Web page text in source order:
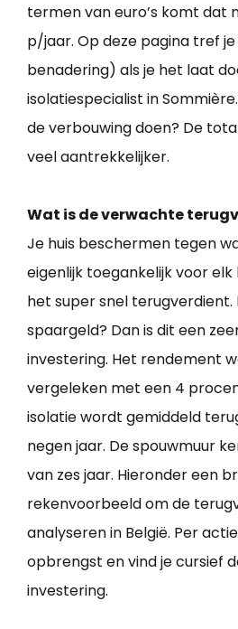
termen van euro’s komt dat
p/jaar. Op deze pagina tref
benadering) als je het laat
isolatiespecialist in
de verbouwing doen? De
veel aantrekkelijker.
Wat is de verwachte
Je huis beschermen tegen
eigenlijk toegankelijk voor
het super snel terugverdient.
spaargeld? Dan is dit een
investering. Het rendement
vergeleken met een 4
isolatie wordt gemiddeld
negen jaar. De spouwmuur
van zes jaar. Hieronder een
rekenvoorbeeld om de
analyseren in België. Per
opbrengst en vind je cursief
investering.